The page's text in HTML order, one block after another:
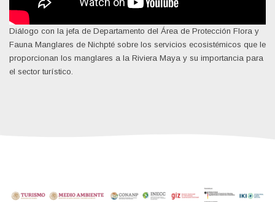
Diálogo con la jefa de Departamento del Área de Protección Flora y
Fauna Manglares de Nichpté sobre los servicios ecosistémicos que le
proporcionan los manglares a la Riviera Maya y su importancia para
el sector turístico.